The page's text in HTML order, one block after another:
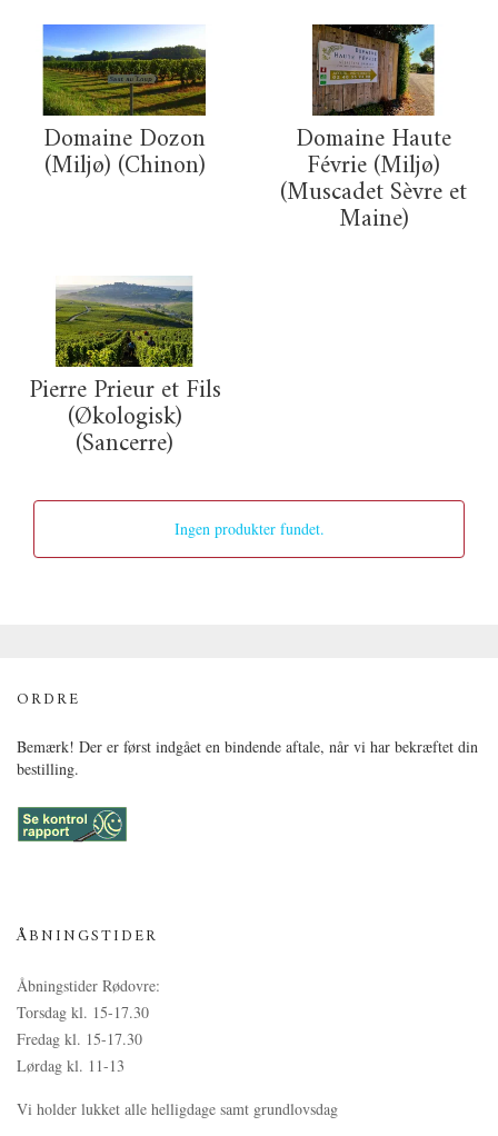
Domaine Dozon
(Miljø) (Chinon)
Domaine Haute
Févrie (Miljø)
(Muscadet Sèvre et
Maine)
Pierre Prieur et Fils
(Økologisk)
(Sancerre)
Ingen produkter fundet.
ORDRE
Bemærk! Der er først indgået en bindende aftale, når vi har bekræftet din
bestilling.
ÅBNINGSTIDER
Åbningstider Rødovre:
Torsdag kl. 15-17.30
Fredag kl. 15-17.30
Lørdag kl. 11-13
Vi holder lukket alle helligdage samt grundlovsdag